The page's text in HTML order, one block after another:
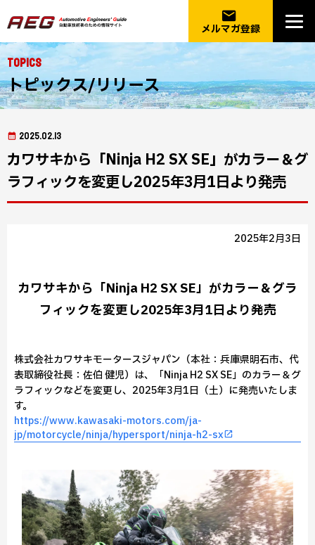
email
メルマガ登録
Topics
トピックス/リリース
2025.02.13
カワサキから「Ninja H2 SX SE」がカラー＆グ
ラフィックを変更し2025年3月1日より発売
2025年2月3日
カワサキから「Ninja H2 SX SE」がカラー＆グラ
フィックを変更し2025年3月1日より発売
株式会社カワサキモータースジャパン（本社：兵庫県明石市、代
表取締役社長：佐伯 健児）は、「Ninja H2 SX SE」のカラー＆グ
ラフィックなどを変更し、2025年3月1日（土）に発売いたしま
す。
https://www.kawasaki-motors.com/ja-
jp/motorcycle/ninja/hypersport/ninja-h2-sx